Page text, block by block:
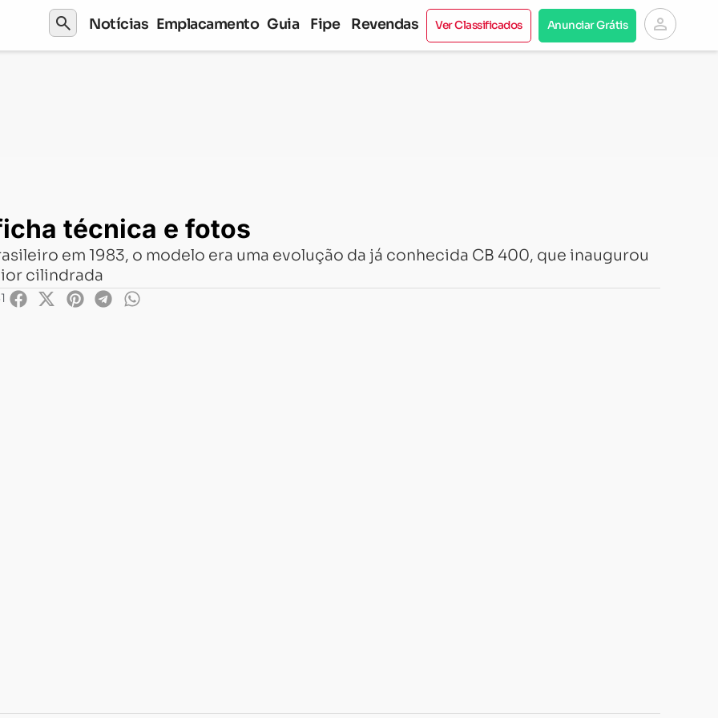
search Notícias Emplacamento Guia Fipe Revendas Ver Classificados Anunciar Grátis person
e fotos
técnica e fotos
em 1983, o modelo era uma evolução da já conhecida CB 400, que inaugurou
cilindrada